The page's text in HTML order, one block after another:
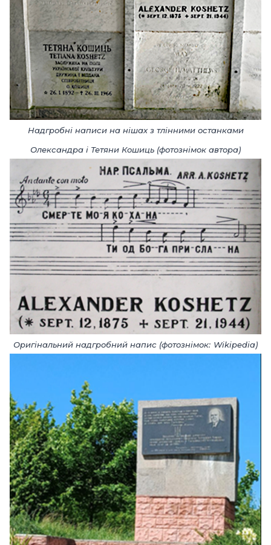
Надгробні написи на нішах з тлінними останками
Олександра і Тетяни Кошиць (фотознімок автора)
Оригінальний надгробний напис (фотознімок: Wikipedia)